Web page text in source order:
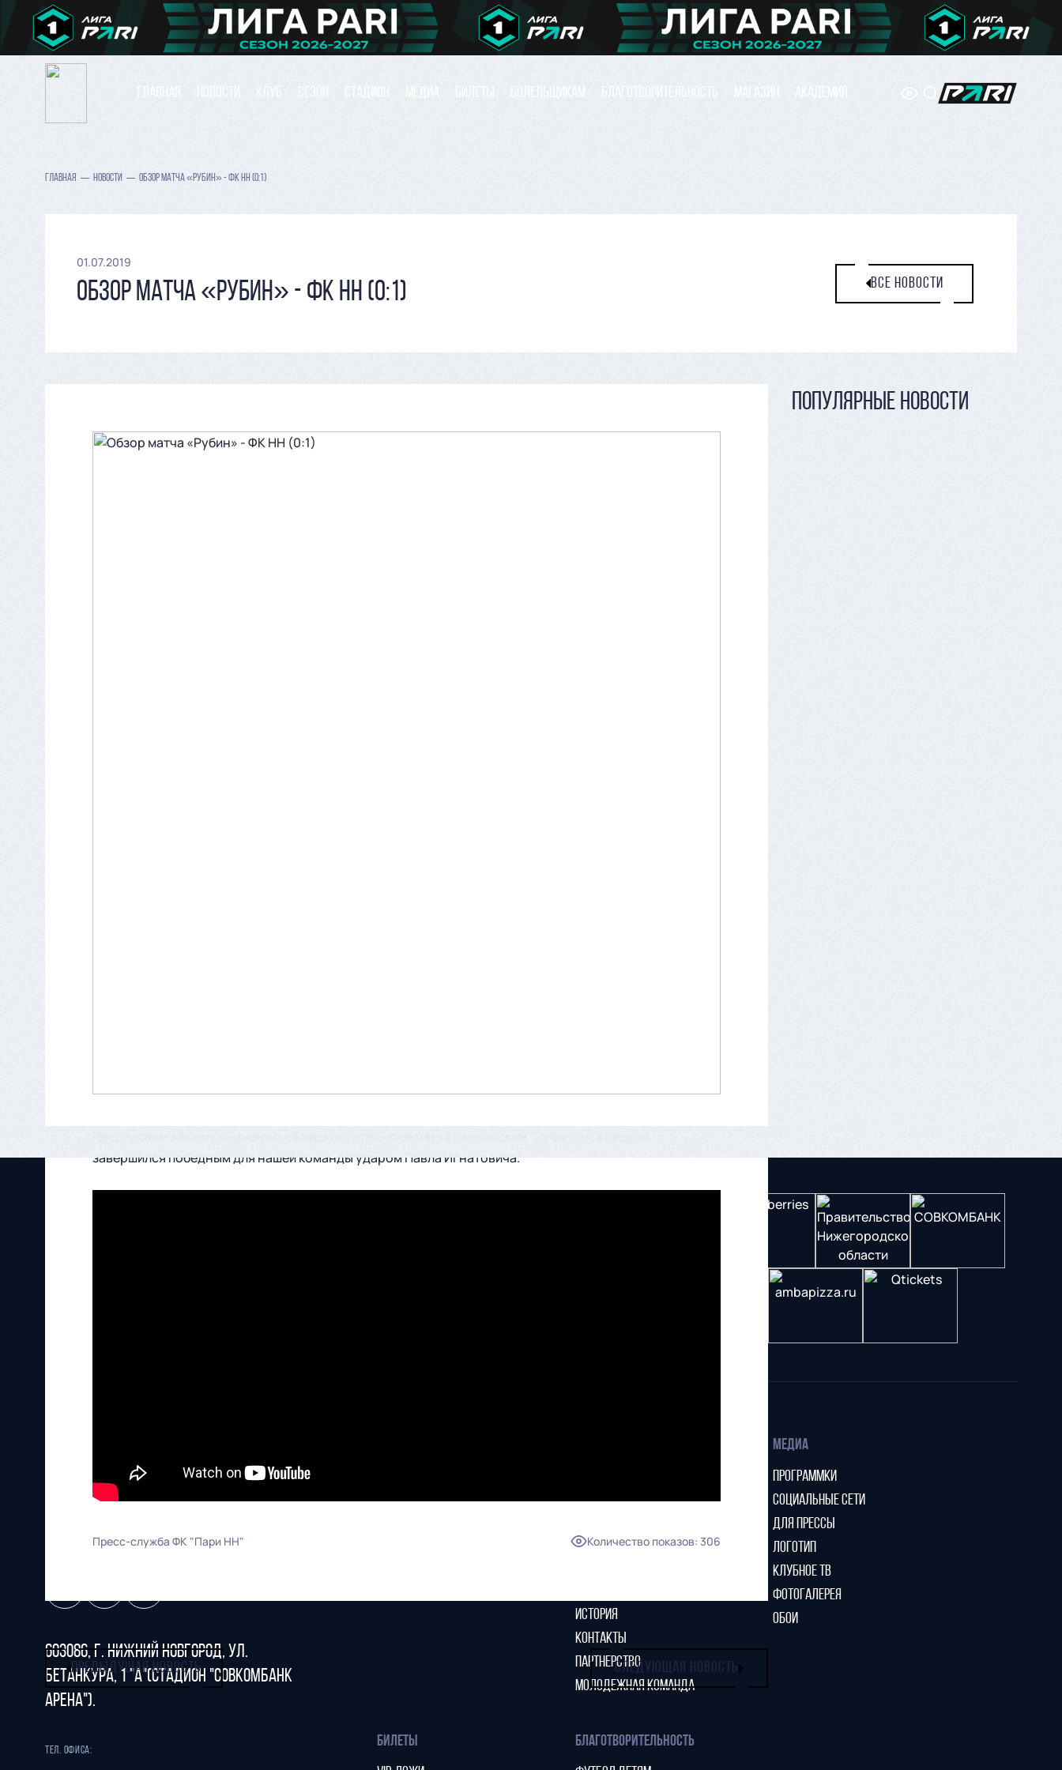
ГЛАВНАЯ НОВОСТИ КЛУБ СЕЗОН СТАДИОН МЕДИА БИЛЕТЫ БОЛЕЛЬЩИКАМ БЛАГОТВОРИТЕЛЬНОСТЬ МАГАЗИН АКАДЕМИЯ
ГЛАВНАЯ НОВОСТИ ОБЗОР МАТЧА «РУБИН» - ФК НН (0:1)
01.07.2019
ОБЗОР МАТЧА «РУБИН» - ФК НН (0:1) ВСЕ НОВОСТИ
завершился победным для нашей команды ударом Павла Игнатовича.
Пресс-служба ФК "Пари НН" Количество показов: 306
ПРЕДЫДУЩАЯ НОВОСТЬ СЛЕДУЮЩАЯ НОВОСТЬ
ПОПУЛЯРНЫЕ НОВОСТИ
Футбольный клуб
"Нижний Новгород" 2026
Все права защищены
603086, г. Нижний Новгород, ул.
Бетанкура, 1 "А"(стадион "СОВКОМБАНК
АРЕНА").
Тел. офиса:
СТАТИСТИКА
ИСТОРИЯ
КОНТАКТЫ
ПАРТНЕРСТВО
МОЛОДЕЖНАЯ КОМАНДА
МЕДИА
ПРОГРАММКИ
СОЦИАЛЬНЫЕ СЕТИ
ДЛЯ ПРЕССЫ
ЛОГОТИП
КЛУБНОЕ ТВ
ФОТОГАЛЕРЕЯ
ОБОИ
БИЛЕТЫ
БЛАГОТВОРИТЕЛЬНОСТЬ